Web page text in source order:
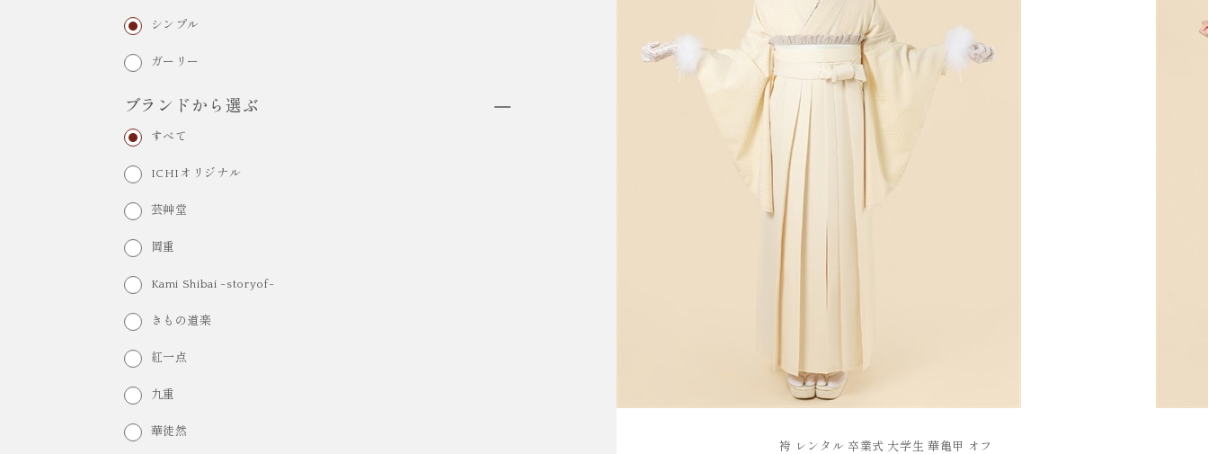
シンプル
ガーリー
ブランドから選ぶ
すべて
ICHIオリジナル
芸艸堂
岡重
Kami Shibai -storyof-
きもの道楽
紅一点
九重
華徒然
袴 レンタル 卒業式 大学生 華亀甲 オフ